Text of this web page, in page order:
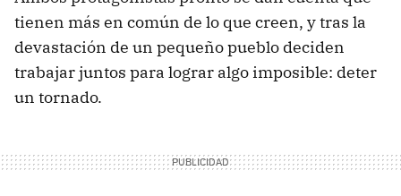
tienen más en común de lo que creen, y tras la
devastación de un pequeño pueblo deciden
trabajar juntos para lograr algo imposible: deter
un tornado.